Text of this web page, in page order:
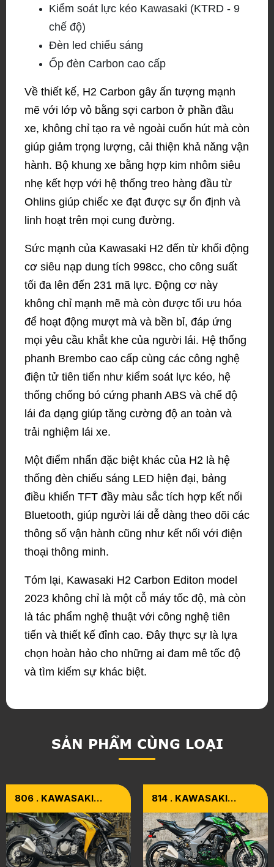
Kiểm soát lực kéo Kawasaki (KTRD - 9
chế độ)
Đèn led chiếu sáng
Ốp đèn Carbon cao cấp
Về thiết kế, H2 Carbon gây ấn tượng mạnh
mẽ với lớp vỏ bằng sợi carbon ở phần đầu
xe, không chỉ tạo ra vẻ ngoài cuốn hút mà còn
giúp giảm trọng lượng, cải thiện khả năng vận
hành. Bộ khung xe bằng hợp kim nhôm siêu
nhẹ kết hợp với hệ thống treo hàng đầu từ
Ohlins giúp chiếc xe đạt được sự ổn định và
linh hoạt trên mọi cung đường.
Sức mạnh của Kawasaki H2 đến từ khối động
cơ siêu nạp dung tích 998cc, cho công suất
tối đa lên đến 231 mã lực. Động cơ này
không chỉ mạnh mẽ mà còn được tối ưu hóa
để hoạt động mượt mà và bền bỉ, đáp ứng
mọi yêu cầu khắt khe của người lái. Hệ thống
phanh Brembo cao cấp cùng các công nghệ
điện tử tiên tiến như kiểm soát lực kéo, hệ
thống chống bó cứng phanh ABS và chế độ
lái đa dạng giúp tăng cường độ an toàn và
trải nghiệm lái xe.
Một điểm nhấn đặc biệt khác của H2 là hệ
thống đèn chiếu sáng LED hiện đại, bảng
điều khiển TFT đầy màu sắc tích hợp kết nối
Bluetooth, giúp người lái dễ dàng theo dõi các
thông số vận hành cũng như kết nối với điện
thoại thông minh.
Tóm lại, Kawasaki H2 Carbon Editon model
2023 không chỉ là một cỗ máy tốc độ, mà còn
là tác phẩm nghệ thuật với công nghệ tiên
tiến và thiết kế đỉnh cao. Đây thực sự là lựa
chọn hoàn hảo cho những ai đam mê tốc độ
và tìm kiếm sự khác biệt.
SẢN PHẨM CÙNG LOẠI
806 . KAWASAKI
814 . KAWASAKI